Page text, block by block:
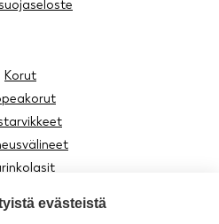
Korut
tuotteet
evästeistä